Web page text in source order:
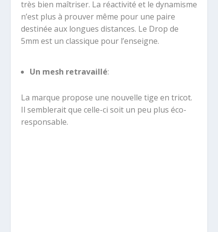
très bien maîtriser. La réactivité et le dynamisme
n’est plus à prouver même pour une paire
destinée aux longues distances. Le Drop de
5mm est un classique pour l’enseigne.
Un mesh retravaillé:
La marque propose une nouvelle tige en tricot.
Il semblerait que celle-ci soit un peu plus éco-
responsable.